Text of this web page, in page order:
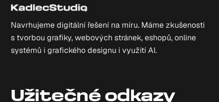
Navrhujeme digitální řešení na míru. Máme zkušenosti
s tvorbou grafiky, webových stránek, eshopů, online
systémů i grafického designu i využití AI.
Užitečné odkazy